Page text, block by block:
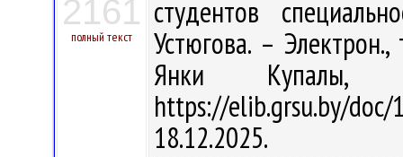
2161
полный текст
студентов
Устюгова. –
Янки
https://elib.grsu.by/
18.12.2025.